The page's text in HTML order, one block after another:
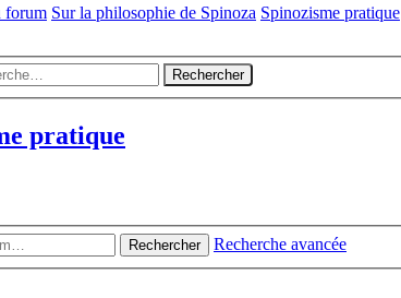
forum Sur la philosophie de Spinoza Spinozisme pratique
Rechercher
pratique
Rechercher
Recherche avancée